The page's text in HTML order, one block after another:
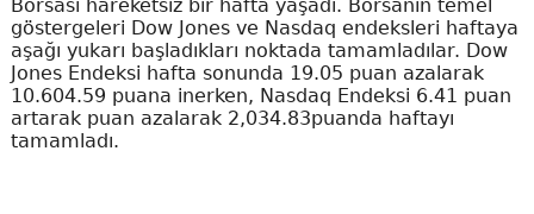
Borsası hareketsiz bir hafta yaşadı. Borsanın temel
göstergeleri Dow Jones ve Nasdaq endeksleri haftaya
aşağı yukarı başladıkları noktada tamamladılar. Dow
Jones Endeksi hafta sonunda 19.05 puan azalarak
10.604.59 puana inerken, Nasdaq Endeksi 6.41 puan
artarak puan azalarak 2,034.83puanda haftayı
tamamladı.